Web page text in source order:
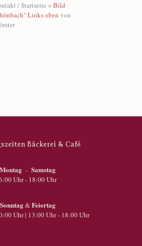
/ Startseite > Bild
Links oben von
Bäckerei & Café
Montag - Samstag
Uhr - 18:00 Uhr
Sonntag&Feiertag
Uhr | 13:00 Uhr - 18:00 Uhr